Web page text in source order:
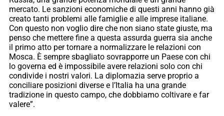
mercato. Le sanzioni economiche di questi anni hanno già
creato tanti problemi alle famiglie e alle imprese italiane.
Con questo non voglio dire che non siano state giuste, ma
penso che mettere fine a questa assurda guerra sia anche
il primo atto per tornare a normalizzare le relazioni con
Mosca. È sempre sbagliato sovrapporre un Paese con chi
lo governa ed è impossibile avere relazioni solo con chi
condivide i nostri valori. La diplomazia serve proprio a
conciliare posizioni diverse e l’Italia ha una grande
tradizione in questo campo, che dobbiamo coltivare e far
valere”.